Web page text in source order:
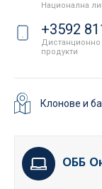
Национална
+3592
Дистанционно
продукти
Клонове и
ОББ